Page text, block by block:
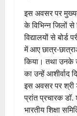
इस अवसर पर
के विभिन्न जिलों से
विद्यालयों से बोर्ड
में आए छात्र-
किया। तथा उनके
का उन्हें आशीर्वाद
इस अवसर पर श्री
प्रांत प्रचारक
भारतीय शिक्षा